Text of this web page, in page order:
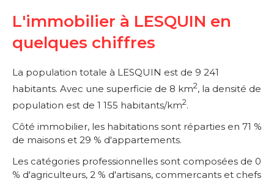
L'immobilier à LESQUIN en
quelques chiffres
La population totale à LESQUIN est de 9 241
habitants. Avec une superficie de 8 km2, la densité de
population est de 1 155 habitants/km2.
Côté immobilier, les habitations sont réparties en 71 %
de maisons et 29 % d'appartements.
Les catégories professionnelles sont composées de 0
% d'agriculteurs, 2 % d'artisans, commercants et chefs